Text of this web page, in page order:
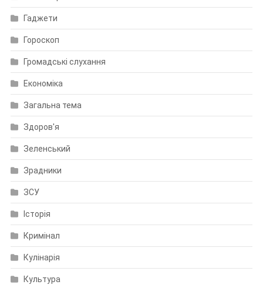
Гаджети
Гороскоп
Громадські слухання
Економіка
Загальна тема
Здоров'я
Зеленський
Зрадники
ЗСУ
Історія
Кримінал
Кулінарія
Культура